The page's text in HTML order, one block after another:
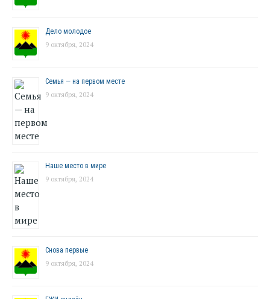
Дело молодое
9 октября, 2024
Семья — на первом месте
9 октября, 2024
Наше место в мире
9 октября, 2024
Снова первые
9 октября, 2024